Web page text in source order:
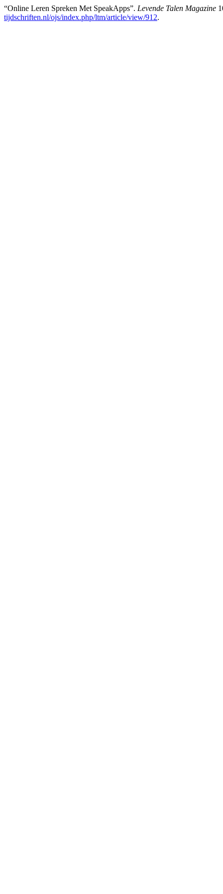
“Online Leren Spreken Met SpeakApps”. Levende Talen Magazine
tijdschriften.nl/ojs/index.php/ltm/article/view/912.